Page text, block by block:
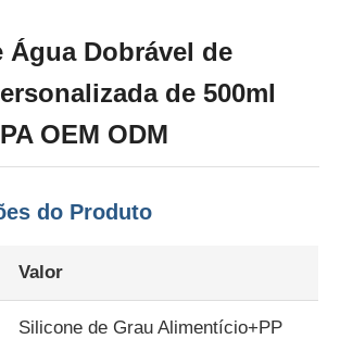
Água Dobrável de
de 500ml
OEM ODM
do Produto
Valor
Silicone de Grau Alimentício+PP